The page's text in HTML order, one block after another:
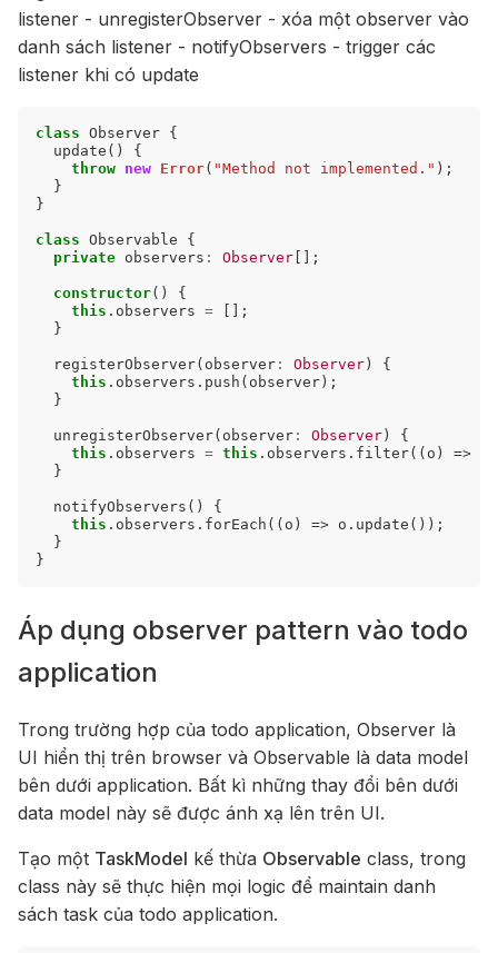
listener - unregisterObserver - xóa một observer vào
danh sách listener - notifyObservers - trigger các
listener khi có update
class Observer {
update ()
{
throw new Error( "Method not implemented." );
}
}
class Observable
{
private observers : Observer [];
constructor()
{
this . observers =
[];
}
registerObserver( observer : Observer )
{
this . observers . push ( observer );
}
unregisterObserver( observer : Observer )
{
this . observers = this . observers . filter(( o ) =>
}
notifyObservers ()
{
this . observers . forEach (( o ) => o . update ());
}
}
Áp dụng observer pattern vào todo
application
Trong trường hợp của todo application, Observer là
UI hiển thị trên browser và Observable là data model
bên dưới application. Bất kì những thay đổi bên dưới
data model này sẽ được ánh xạ lên trên UI.
Tạo một TaskModel kế thừa Observable class, trong
class này sẽ thực hiện mọi logic để maintain danh
sách task của todo application.